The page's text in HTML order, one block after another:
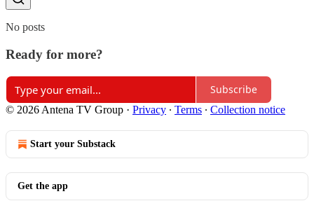
No posts
Ready for more?
Subscribe
© 2026 Antena TV Group · Privacy ∙ Terms ∙ Collection notice
Start your Substack
Get the app